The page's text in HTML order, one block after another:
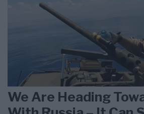
We Are Heading